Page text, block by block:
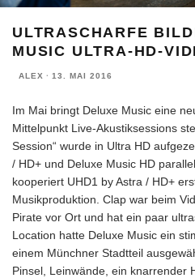
ULTRASCHARFE
MUSIC ULTRA-HD-
ALEX · 13. MAI 2016
Im Mai bringt Deluxe Music eine
Mittelpunkt Live-Akustiksessions
Session“ wurde in Ultra HD
/ HD+ und Deluxe Music HD
kooperiert UHD1 by Astra / HD+
Musikproduktion. Clap war beim
Pirate vor Ort und hat ein paar
Location hatte Deluxe Music ein
einem Münchner Stadtteil
Pinsel, Leinwände, ein knarrender